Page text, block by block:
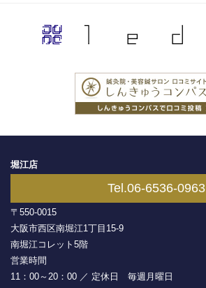
堀江店
Tel.06-6536-0963
〒550-0015
大阪市西区南堀江1丁目15-9
南堀江コレット5階
営業時間
11：00～20：00 ／ 定休日 毎週月曜日